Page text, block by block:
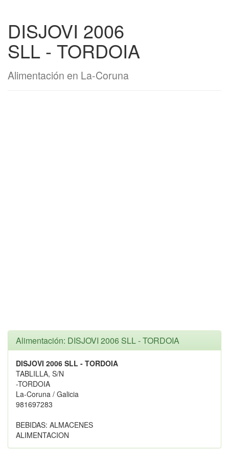
DISJOVI 2006
SLL - TORDOIA
Alimentación en La-Coruna
Alimentación: DISJOVI 2006 SLL - TORDOIA
DISJOVI 2006 SLL - TORDOIA
TABLILLA, S/N
-TORDOIA
La-Coruna / Galicia
981697283
BEBIDAS: ALMACENES
ALIMENTACION